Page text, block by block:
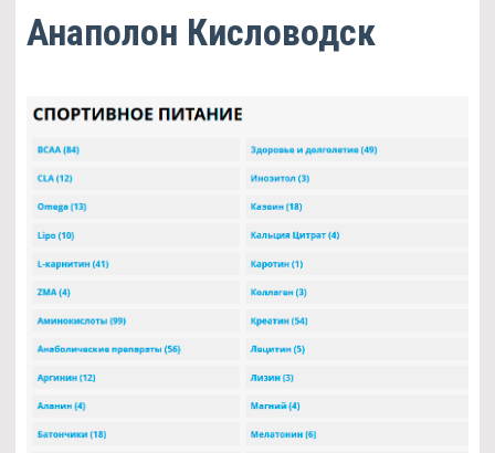
Анаполон Кисловодск